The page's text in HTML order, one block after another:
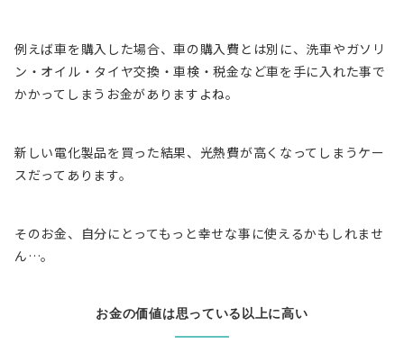
例えば車を購入した場合、車の購入費とは別に、洗車やガソリ
ン・オイル・タイヤ交換・車検・税金など車を手に入れた事で
かかってしまうお金がありますよね。
新しい電化製品を買った結果、光熱費が高くなってしまうケー
スだってあります。
そのお金、自分にとってもっと幸せな事に使えるかもしれませ
ん…。
お金の価値は思っている以上に高い